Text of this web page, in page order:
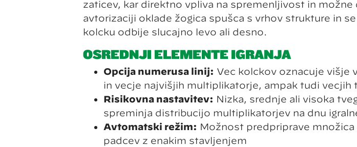
zatičev, kar direktno vpliva na spremenljivost in možne
avtorizaciji oklade žogica spušča s vrhov strukture in
kolčku odbije slučajno levo ali desno.
OSREDNJI ELEMENTE IGRANJA
Opcija numerusa linij: Več kolčkov označuje višje
in večje najvišjih multiplikatorje, ampak tudi večjih
Risikovna nastavitev: Nizka, srednje ali visoka
spreminja distribucijo multiplikatorjev na dnu
Avtomatski režim: Možnost predpriprave
padcev z enakim stavljenjem